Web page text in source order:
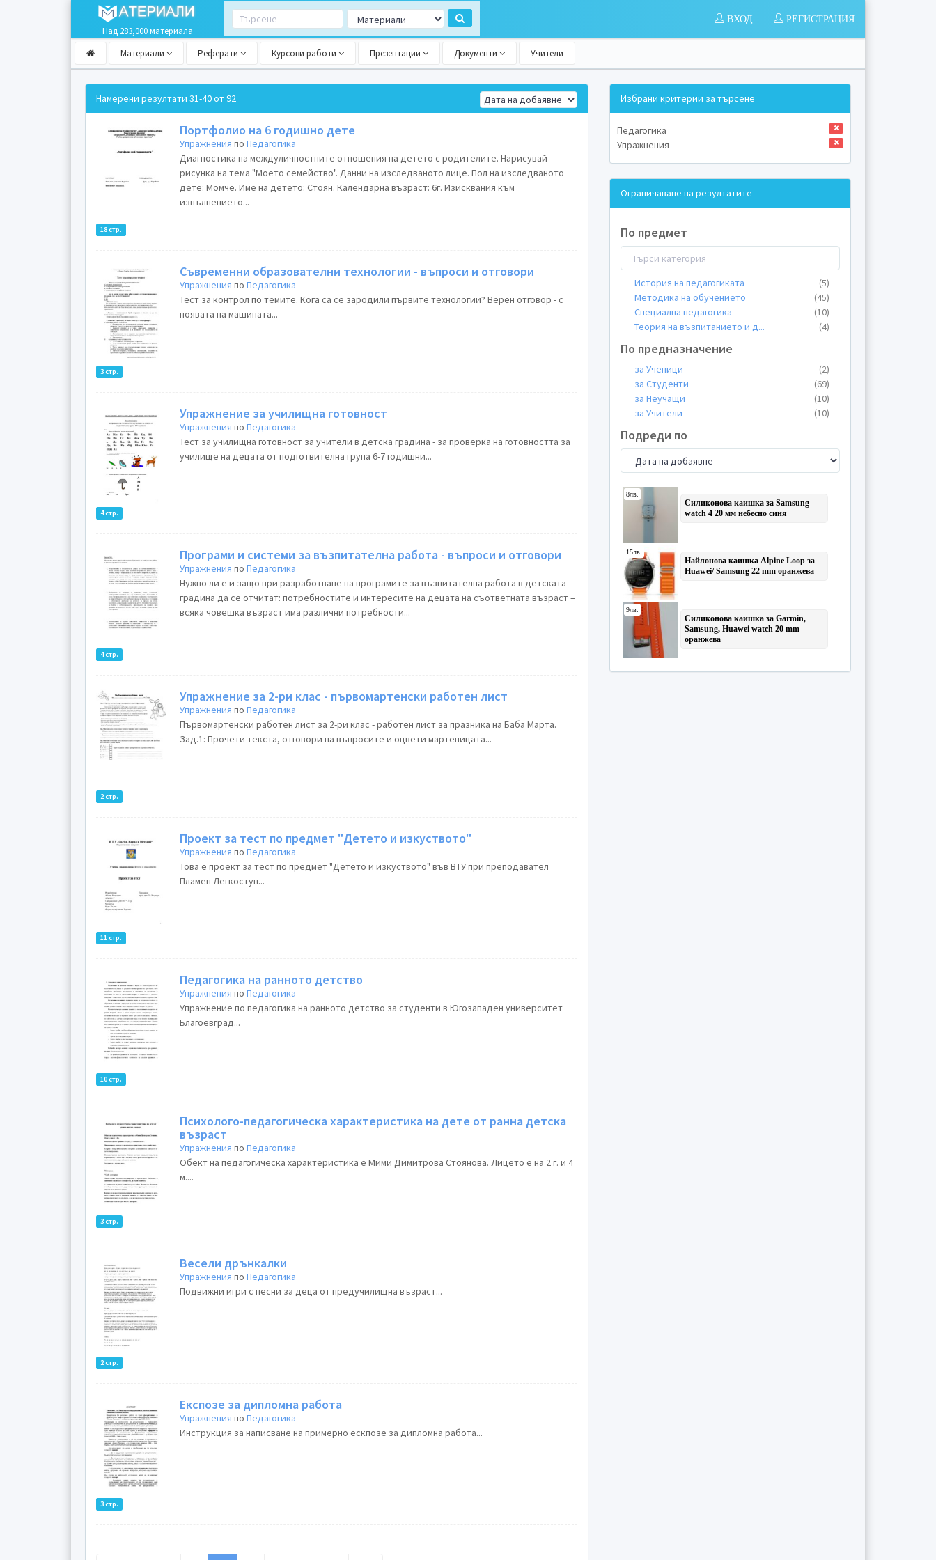
Над 283,000 материала
РЕГИСТРАЦИЯ
ВХОД
Материали Реферати Курсови работи Презентации Документи Учители
Намерени резултати 31-40 от 92
18 стр.
Портфолио на 6 годишно дете
Упражнения поПедагогика
Диагностика на междуличностните отношения на детето с родителите. Нарисувай
рисунка на тема "Моето семейство". Данни на изследваното лице. Пол на изследваното
дете: Момче. Име на детето: Стоян. Календарна възраст: 6г. Изисквания към
изпълнението...
3 стр.
Съвременни образователни технологии - въпроси и отговори
Упражнения поПедагогика
Тест за контрол по темите. Кога са се зародили първите технологии? Верен отговор - с
появата на машината...
4 стр.
Упражнение за училищна готовност
Упражнения поПедагогика
Тест за училищна готовност за учители в детска градина - за проверка на готовността за
училище на децата от подготвителна група 6-7 годишни...
4 стр.
Програми и системи за възпитателна работа - въпроси и отговори
Упражнения поПедагогика
Нужно ли е и защо при разработване на програмите за възпитателна работа в детската
градина да се отчитат: потребностите и интересите на децата на съответната възраст –
всяка човешка възраст има различни потребности...
2 стр.
Упражнение за 2-ри клас - първомартенски работен лист
Упражнения поПедагогика
Първомартенски работен лист за 2-ри клас - работен лист за празника на Баба Марта.
Зад.1: Прочети текста, отговори на въпросите и оцвети мартеницата...
11 стр.
Проект за тест по предмет "Детето и изкуството"
Упражнения поПедагогика
Това е проект за тест по предмет "Детето и изкуството" във ВТУ при преподавател
Пламен Легкоступ...
10 стр.
Педагогика на ранното детство
Упражнения поПедагогика
Упражнение по педагогика на ранното детство за студенти в Югозападен университет
Благоевград...
3 стр.
Психолого-педагогическа характеристика на дете от ранна детска
възраст
Упражнения поПедагогика
Обект на педагогическа характеристика е Мими Димитрова Стоянова. Лицето е на 2 г. и 4
м....
2 стр.
Весели дрънкалки
Упражнения поПедагогика
Подвижни игри с песни за деца от предучилищна възраст...
3 стр.
Експозе за дипломна работа
Упражнения поПедагогика
Инструкция за написване на примерно ескпозе за дипломна работа...
Избрани критерии за търсене
Педагогика
Упражнения
Ограничаване на резултатите
По предмет
История на педагогиката
(5)
Методика на обучението
(45)
Специална педагогика
(10)
Теория на възпитанието и д... (4)
По предназначение
за Ученици
(2)
за Студенти
(69)
за Неучащи
(10)
за Учители
(10)
Подреди по